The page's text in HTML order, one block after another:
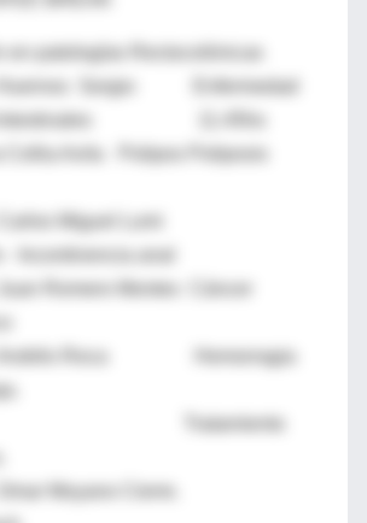
en patologías Rectocolónicas
Huernos Sergio Enfermedad
Carlos Miguel Lumi
Andrés Roca Hemorragia